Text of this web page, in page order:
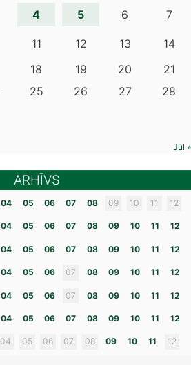
4 5 6 7
11 12 13
14
18 19 20
21
25 26 27
28
Jūl »
ARHĪVS
04 05 06 07 08 09 10 11 12
04 05 06 07 08 09 10 11 12
04 05 06 07 08 09 10 11 12
04 05 06 07 08 09 10 11 12
04 05 06 07 08 09 10 11 12
04 05 06 07 08 09 10 11 12
04 05 06 07 08 09 10 11 12